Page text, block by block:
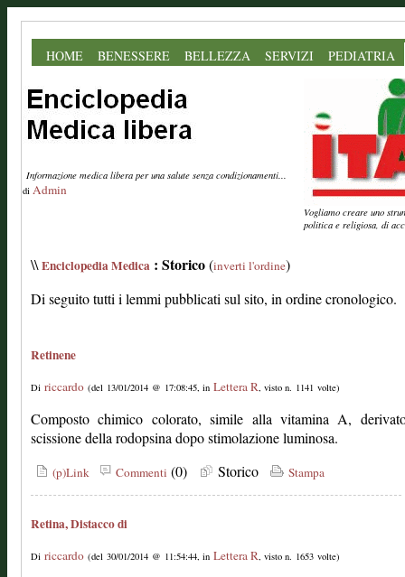
HOME BENESSERE BELLEZZA SERVIZI PEDIATRIA
Informazione medica libera per una salute senza condizionamenti...
di Admin
Vogliamo creare uno
politica e religiosa, di
\\Enciclopedia Medica : Storico(inverti l'ordine)
Di seguito tutti i lemmi pubblicati sul sito, in ordine cronologico.
Retinene
Di riccardo (del 13/01/2014 @ 17:08:45, in Lettera R, visto n. 1141 volte)
Composto chimico colorato, simile alla vitamina A,
scissione della rodopsina dopo stimolazione luminosa.
(p)Link Commenti (0) Storico Stampa
Retina, Distacco di
Di riccardo (del 30/01/2014 @ 11:54:44, in Lettera R, visto n. 1653 volte)